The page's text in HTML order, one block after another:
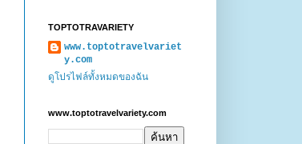
TOPTOTRAVARIETY
www.toptotravelvariet
y.com
ดูโปรไฟล์ทั้งหมดของฉัน
www.toptotravelvariety.com